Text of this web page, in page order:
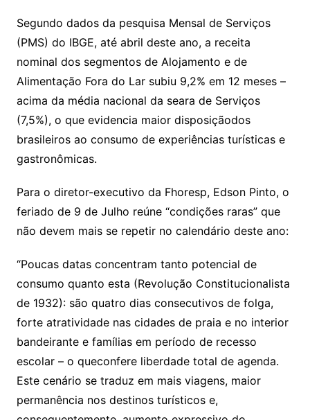
Segundo dados da pesquisa Mensal de Serviços
(PMS) do IBGE, até abril deste ano, a receita
nominal dos segmentos de Alojamento e de
Alimentação Fora do Lar subiu 9,2% em 12 meses –
acima da média nacional da seara de Serviços
(7,5%), o que evidencia maior disposiçãodos
brasileiros ao consumo de experiências turísticas e
gastronômicas.
Para o diretor-executivo da Fhoresp, Edson Pinto, o
feriado de 9 de Julho reúne “condições raras” que
não devem mais se repetir no calendário deste ano:
“Poucas datas concentram tanto potencial de
consumo quanto esta (Revolução Constitucionalista
de 1932): são quatro dias consecutivos de folga,
forte atratividade nas cidades de praia e no interior
bandeirante e famílias em período de recesso
escolar – o queconfere liberdade total de agenda.
Este cenário se traduz em mais viagens, maior
permanência nos destinos turísticos e,